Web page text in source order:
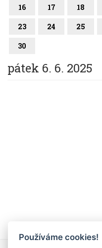
16 17 18
23 24 25
30
pátek 6. 6. 2025
Používáme cookies!